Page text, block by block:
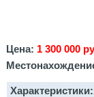
Цена: 1 300 000
Характеристики: